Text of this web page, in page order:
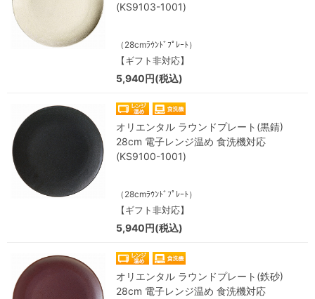
(KS9103-1001)
（28cmﾗｳﾝﾄﾞﾌﾟﾚｰﾄ）
【ギフト非対応】
5,940円(税込)
オリエンタル ラウンドプレート(黒錆)
28cm 電子レンジ温め 食洗機対応
(KS9100-1001)
（28cmﾗｳﾝﾄﾞﾌﾟﾚｰﾄ）
【ギフト非対応】
5,940円(税込)
オリエンタル ラウンドプレート(鉄砂)
28cm 電子レンジ温め 食洗機対応